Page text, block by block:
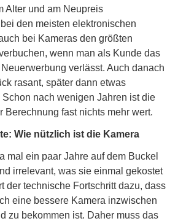
Alter und am Neupreis
den meisten elektronischen
bei Kameras den größten
wenn man als Kunde das
verlässt. Auch danach
rasant, später dann etwas
Schon nach wenigen Jahren ist die
Berechnung fast nichts mehr wert.
Wie nützlich ist die Kamera
mal ein paar Jahre auf dem Buckel
irrelevant, was sie einmal gekostet
der technische Fortschritt dazu, dass
eine bessere Kamera inzwischen
zu bekommen ist. Daher muss das